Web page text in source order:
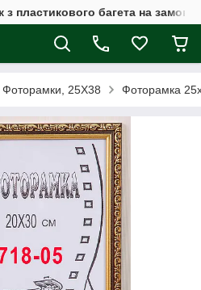
пластикового багета на
Фоторамки, 25Х38 Фоторамка